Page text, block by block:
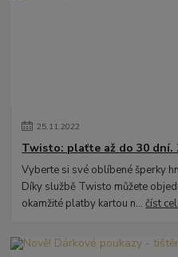
25.11.2022
Twisto: plaťte až do 30 dní.
Vyberte si své oblíbené šperky
Díky službě Twisto můžete
okamžité platby kartou n...číst